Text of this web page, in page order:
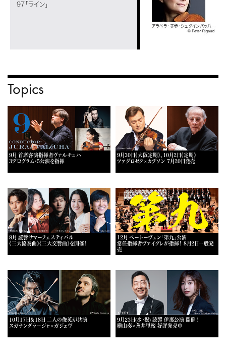
97「ライン」
Topics
9月 首席客演指揮者ヴァルチュハ
3プログラム・5公演を指揮
9月30日《大阪定期》、10月2日《定期》
ツァグロゼク×カプソン 7月20日発売
8月 読響サマーフェスティバル
《三大協奏曲》《三大交響曲》を開催！
12月 ベートーヴェン「第九」公演
常任指揮者ヴァイグレが指揮！ 8月2日一般発
売
10月17日＆18日 二人の俊英が共演
スガナンダラージャ×ガジェヴ
9月23日(水・祝) 読響 伊那公演 開催！
横山奏×荒井里桜 好評発売中